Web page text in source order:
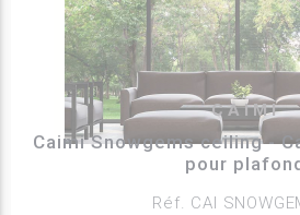
CAIMI
Caimi Snowgems ceiling -
pour
Réf. CAI